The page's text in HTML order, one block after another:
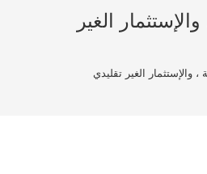
الغير
، والإستثمار الغير تقليدي